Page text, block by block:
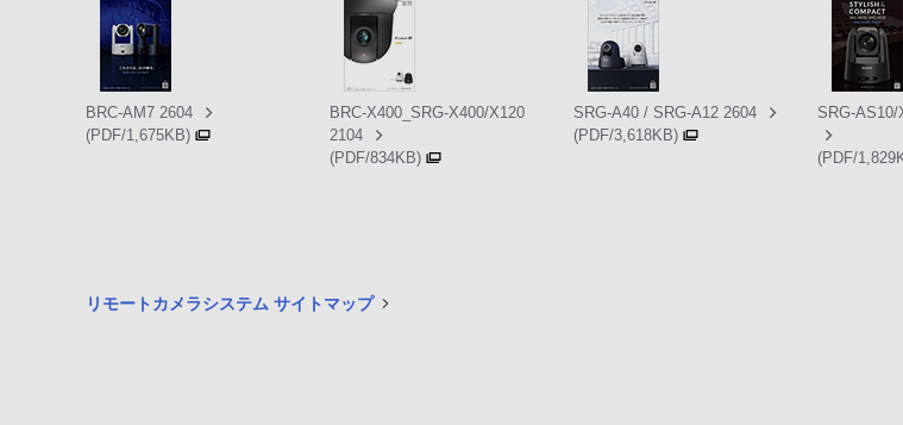
BRC-AM7 2604
(PDF/1,675KB)
BRC-X400_SRG-X400/X120
2104
(PDF/834KB)
SRG-A40 / SRG-A12 2604
(PDF/3,618KB)
SRG-
(PDF/
リモートカメラシステム サイトマップ